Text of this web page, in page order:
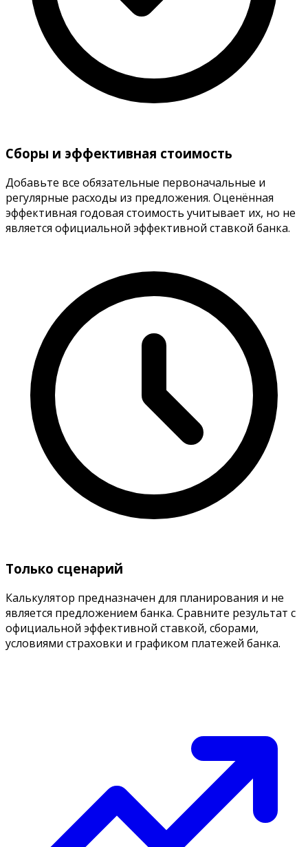
Сборы и эффективная стоимость
Добавьте все обязательные первоначальные и
регулярные расходы из предложения. Оценённая
эффективная годовая стоимость учитывает их, но не
является официальной эффективной ставкой банка.
Только сценарий
Калькулятор предназначен для планирования и не
является предложением банка. Сравните результат с
официальной эффективной ставкой, сборами,
условиями страховки и графиком платежей банка.